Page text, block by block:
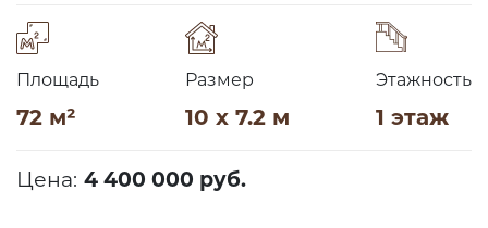
Площадь
72 м²
Размер
10 x 7.2 м
Этажность
1 этаж
Цена: 4 400 000 руб.